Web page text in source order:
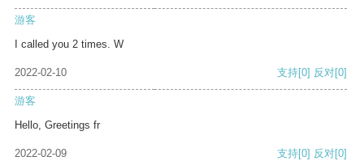
游客
I called you 2 times. W
2022-02-10 支持[0] 反对[0]
游客
Hello, Greetings fr
2022-02-09 支持[0] 反对[0]